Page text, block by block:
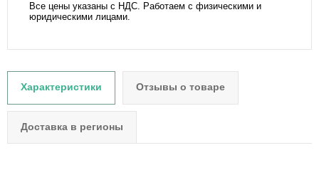
Все цены указаны с НДС. Работаем с физическими и
юридическими лицами.
Характеристики Отзывы о товаре
Доставка в регионы